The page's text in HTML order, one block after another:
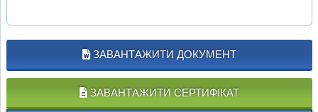
ЗАВАНТАЖИТИ ДОКУМЕНТ
ЗАВАНТАЖИТИ СЕРТИФІКАТ